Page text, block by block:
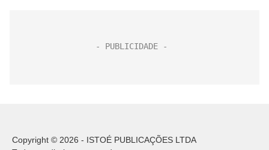
Copyright © 2026 - ISTOÉ PUBLICAÇÕES LTDA